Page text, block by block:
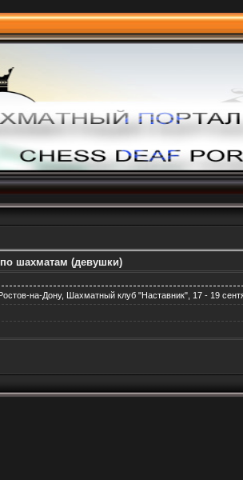
шахматам (девушки)
на-Дону, Шахматный клуб "Наставник", 17 - 19